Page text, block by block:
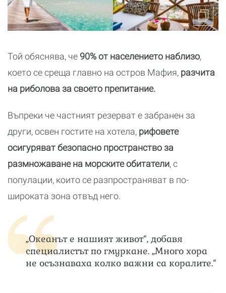
Той обяснява, че 90% от населението наблизо,
което се среща главно на остров Мафия, разчита
на риболова за своето препитание.
Въпреки че частният резерват е забранен за
други, освен гостите на хотела, рифовете
осигуряват безопасно пространство за
размножаване на морските обитатели, с
популации, които се разпространяват в по-
широката зона отвъд него.
„Океанът е нашият живот“, добавя
специалистът по гмуркане. „Много хора
не осъзнаваха колко важни са коралите.“